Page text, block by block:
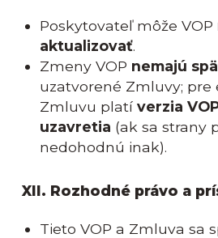
Poskytovateľ môže VOP
aktualizovať.
Zmeny VOP nemajú
uzatvorené Zmluvy; pre
Zmluvu platí verzia
uzavretia (ak sa strany
nedohodnú inak).
XII. Rozhodné právo a
Tieto VOP a Zmluva sa